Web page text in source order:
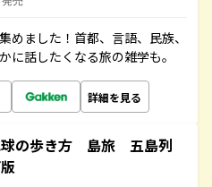
めました！首都、言語、民族、
に話したくなる旅の雑学も。
詳細を見る
の歩き方 島旅 五島列